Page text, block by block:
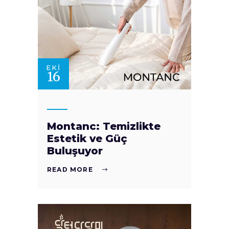
EKI
16
Montanc: Temizlikte
Estetik ve Güç
Buluşuyor
READ MORE